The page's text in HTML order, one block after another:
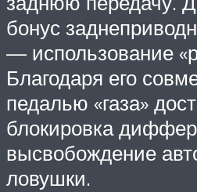
бонус
— использование
Благодаря его
педалью «газа»
блокировка
высвобождение
ловушки.